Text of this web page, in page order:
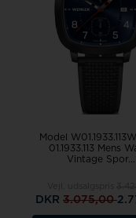
Model
01.1933.113 Mens
Vintage Spor...
DKR 3.075,00